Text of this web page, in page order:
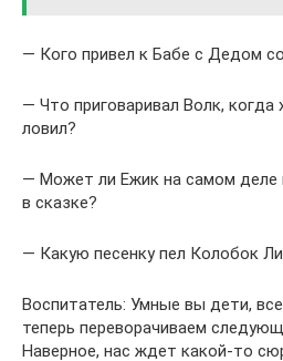
— Кого привел к Бабе с Дедом
— Что приговаривал Волк, когда
ловил?
— Может ли Ежик на самом деле
в сказке?
— Какую песенку пел Колобок
Воспитатель: Умные вы дети,
теперь переворачиваем
Наверное, нас ждет какой-то